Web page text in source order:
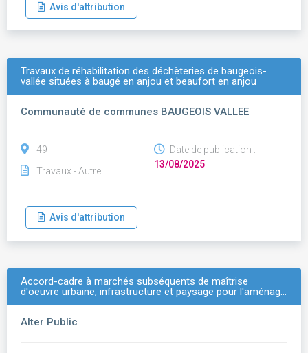
Avis d'attribution
Travaux de réhabilitation des déchèteries de baugeois-
vallée situées à baugé en anjou et beaufort en anjou
Communauté de communes BAUGEOIS VALLEE
49
Travaux - Autre
Date de publication :
13/08/2025
Avis d'attribution
Accord-cadre à marchés subséquents de maîtrise
d'oeuvre urbaine, infrastructure et paysage pour l'aménag…
Alter Public